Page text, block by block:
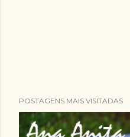
POSTAGENS MAIS VISITADAS